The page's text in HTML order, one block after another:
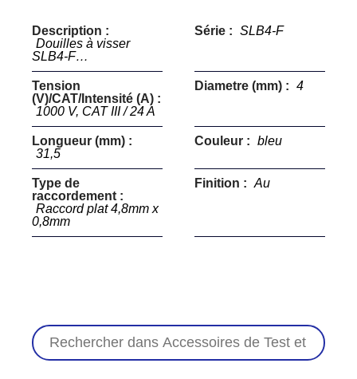
Description :
Douilles à visser
SLB4-F…
Série : SLB4-F
Tension
(V)/CAT/Intensité (A) :
1000 V, CAT III / 24 A
Diametre (mm) : 4
Longueur (mm) :
31,5
Couleur : bleu
Type de
raccordement :
Raccord plat 4,8mm x
0,8mm
Finition : Au